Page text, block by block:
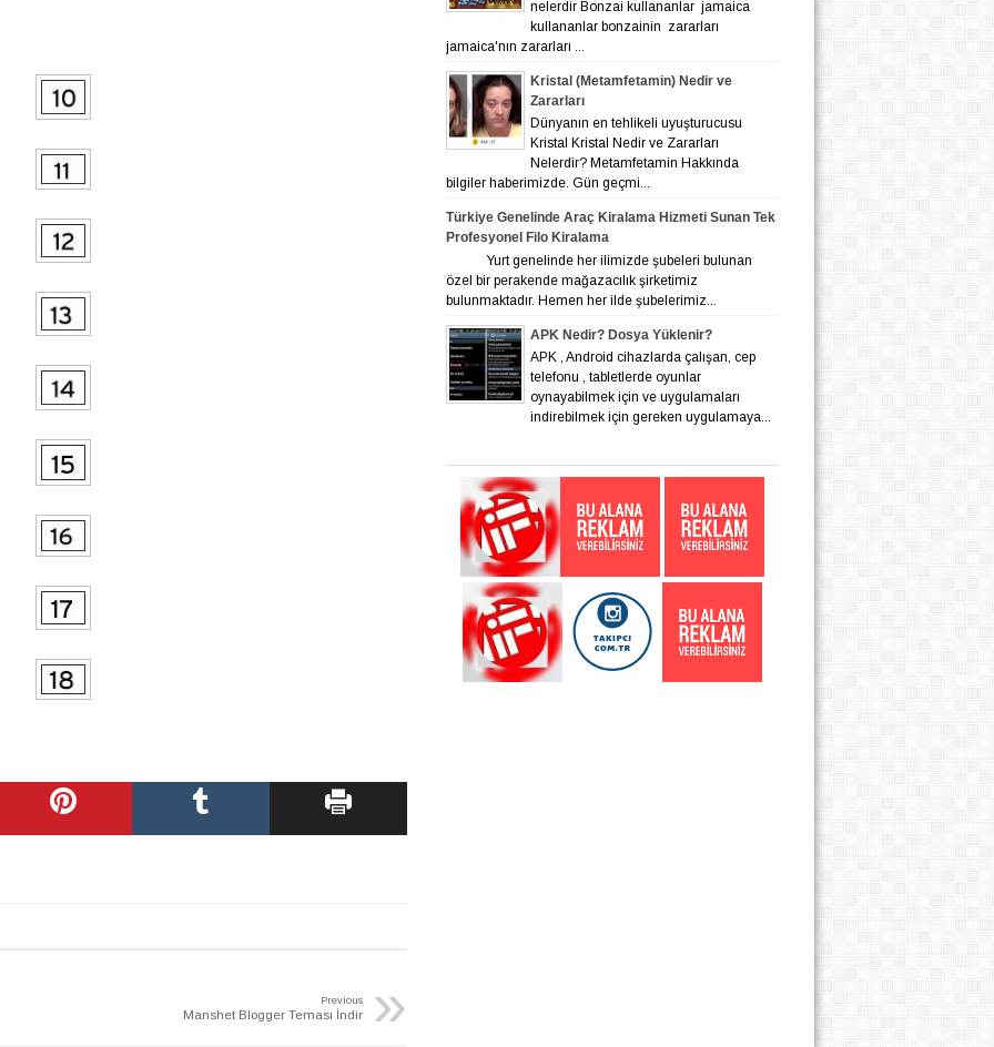
»
Previous
Manshet Blogger Teması İndir
nelerdir Bonzai kullananlar jamaica
kullananlar bonzainin zararları
jamaica'nın zararları ...
Kristal (Metamfetamin) Nedir ve
Zararları
Dünyanın en tehlikeli uyuşturucusu
Kristal Kristal Nedir ve Zararları
Nelerdir? Metamfetamin Hakkında
bilgiler haberimizde. Gün geçmi...
Türkiye Genelinde Araç Kiralama Hizmeti Sunan Tek
Profesyonel Filo Kiralama
Yurt genelinde her ilimizde şubeleri bulunan
özel bir perakende mağazacılık şirketimiz
bulunmaktadır. Hemen her ilde şubelerimiz...
APK Nedir? Dosya Yüklenir?
APK , Android cihazlarda çalışan, cep
telefonu , tabletlerde oyunlar
oynayabilmek için ve uygulamaları
indirebilmek için gereken uygulamaya...